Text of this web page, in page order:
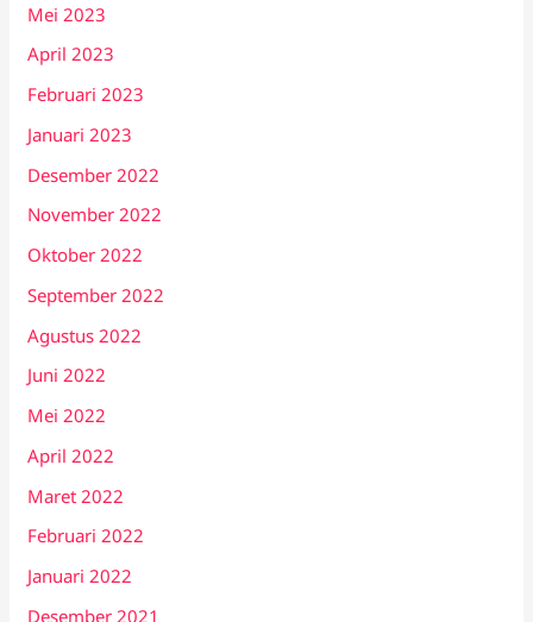
Mei 2023
April 2023
Februari 2023
Januari 2023
Desember 2022
November 2022
Oktober 2022
September 2022
Agustus 2022
Juni 2022
Mei 2022
April 2022
Maret 2022
Februari 2022
Januari 2022
Desember 2021